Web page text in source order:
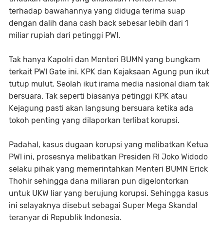
terhadap bawahannya yang diduga terima suap
dengan dalih dana cash back sebesar lebih dari 1
miliar rupiah dari petinggi PWI.
Tak hanya Kapolri dan Menteri BUMN yang bungkam
terkait PWI Gate ini. KPK dan Kejaksaan Agung pun ikut
tutup mulut. Seolah ikut irama media nasional diam tak
bersuara. Tak seperti biasanya petinggi KPK atau
Kejagung pasti akan langsung bersuara ketika ada
tokoh penting yang dilaporkan terlibat korupsi.
Padahal, kasus dugaan korupsi yang melibatkan Ketua
PWI ini, prosesnya melibatkan Presiden RI Joko Widodo
selaku pihak yang memerintahkan Menteri BUMN Erick
Thohir sehingga dana miliaran pun digelontorkan
untuk UKW liar yang berujung korupsi. Sehingga kasus
ini selayaknya disebut sebagai Super Mega Skandal
teranyar di Republik Indonesia.